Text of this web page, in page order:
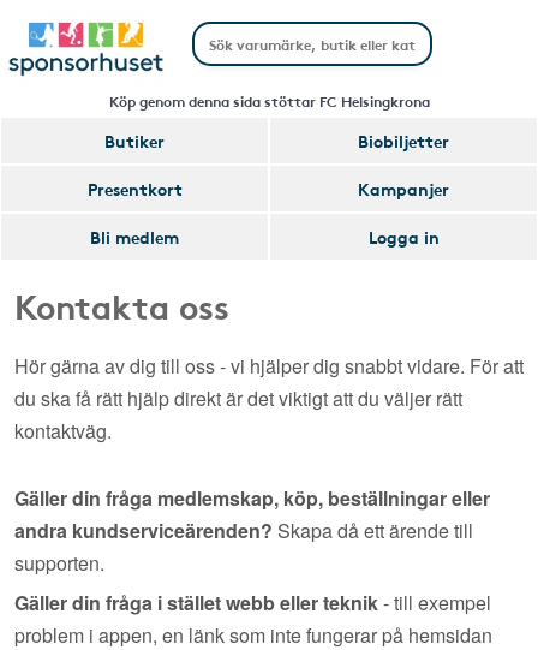
Köp genom denna sida stöttar FC Helsingkrona
Butiker
Biobiljetter
Presentkort
Kampanjer
Bli medlem
Logga in
Kontakta oss
Hör gärna av dig till oss - vi hjälper dig snabbt vidare. För att
du ska få rätt hjälp direkt är det viktigt att du väljer rätt
kontaktväg.
Gäller din fråga medlemskap, köp, beställningar eller
andra kundserviceärenden? Skapa då ett ärende till
supporten.
Gäller din fråga i stället webb eller teknik- till exempel
problem i appen, en länk som inte fungerar på hemsidan